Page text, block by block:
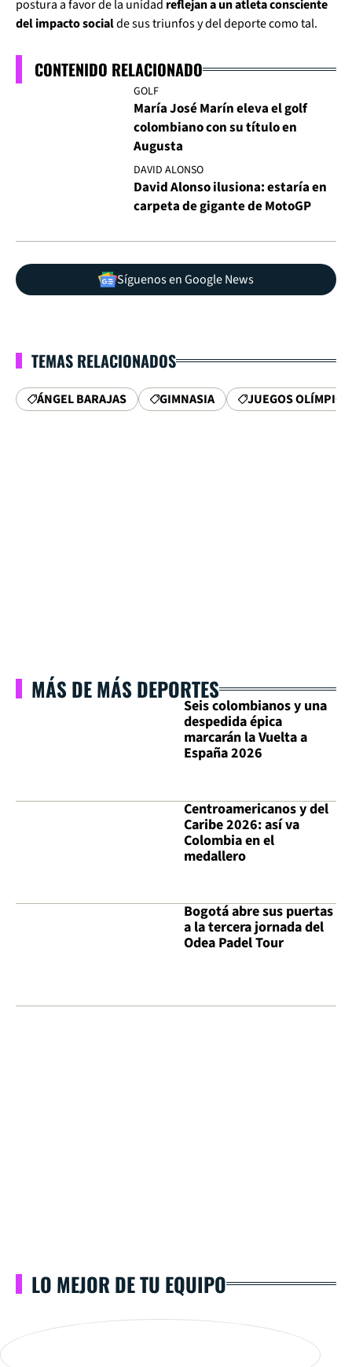
postura a favor de la unidad reflejan a un atleta consciente
del impacto socialde sus triunfos y del deporte como tal.
CONTENIDO RELACIONADO
GOLF
María José Marín eleva el golf
colombiano con su título en
Augusta
DAVID ALONSO
David Alonso ilusiona: estaría en
carpeta de gigante de MotoGP
Síguenos en Google News
TEMAS RELACIONADOS
ÁNGEL BARAJAS GIMNASIA JUEGOS
MÁS DE MÁS DEPORTES
Seis colombianos y una
despedida épica
marcarán la Vuelta a
España 2026
Centroamericanos y del
Caribe 2026: así va
Colombia en el
medallero
Bogotá abre sus puertas
a la tercera jornada del
Odea Padel Tour
LO MEJOR DE TU EQUIPO